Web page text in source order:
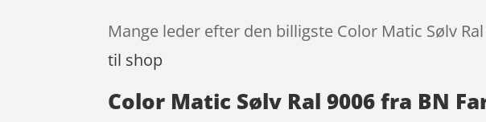
Mange leder efter den billigste Color Matic Sølv
til shop
Color Matic Sølv Ral 9006 fra BN